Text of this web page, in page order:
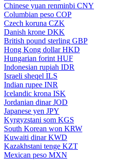
Chinese yuan renminbi CNY
Columbian peso COP
Czech koruna CZK
Danish krone DKK
British pound sterling GBP
Hong Kong dollar HKD
Hungarian forint HUF
Indonesian rupiah IDR
Israeli sheqel ILS
Indian rupee INR
Icelandic krona ISK
Jordanian dinar JOD
Japanese yen JPY
Kyrgyzstani som KGS
South Korean won KRW
Kuwaiti dinar KWD
Kazakhstani tenge KZT
Mexican peso MXN